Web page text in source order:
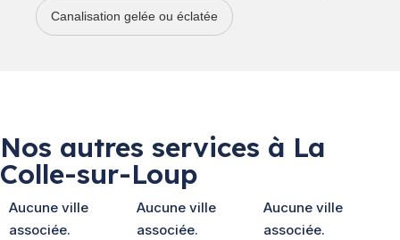
Canalisation gelée ou éclatée
Nos autres services à La
Colle-sur-Loup
Aucune ville
associée.
Aucune ville
associée.
Aucune ville
associée.